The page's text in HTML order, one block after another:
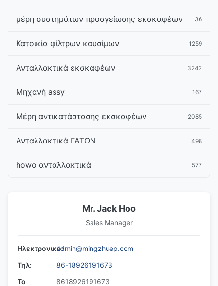
μέρη συστημάτων προσγείωσης εκσκαφέων 36
Κατοικία φίλτρων καυσίμων 1259
Ανταλλακτικά εκσκαφέων 3242
Μηχανή assy 167
Μέρη αντικατάστασης εκσκαφέων 2085
Ανταλλακτικά ΓΑΤΩΝ 498
howo ανταλλακτικά 577
Mr. Jack Hoo
Sales Manager
Ηλεκτρονικό:admin@mingzhuep.com
Τηλ:
86-18926191673
Το
8618926191673